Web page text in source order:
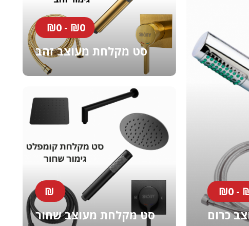
₪0 -
כרום
₪0 - ₪0
סט מקלחת מעוצב זהב
₪
סט מקלחת מעוצב שחור